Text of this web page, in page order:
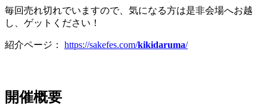
毎回売れ切れでいますので、気になる方は是非会場へお越
し、ゲットください！
紹介ページ： https://sakefes.com/kikidaruma/
開催概要